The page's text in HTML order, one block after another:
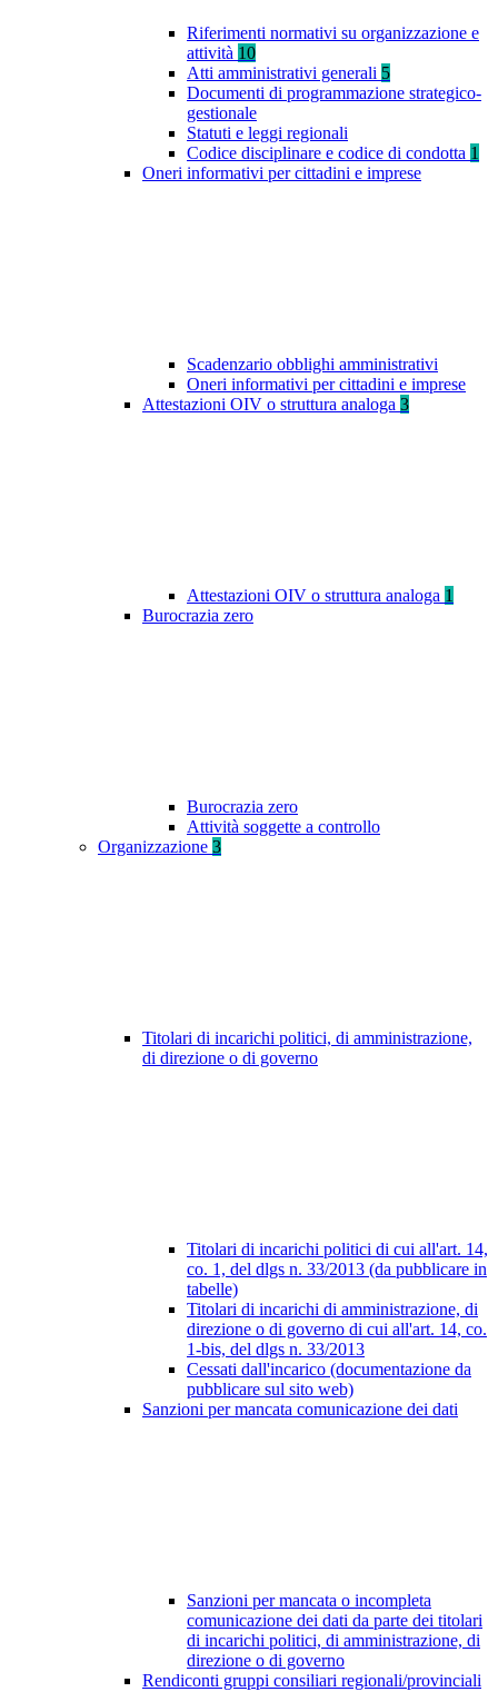
Riferimenti normativi su organizzazione e
attività 10
Atti amministrativi generali 5
Documenti di programmazione strategico-
gestionale
Statuti e leggi regionali
Codice disciplinare e codice di condotta 1
Oneri informativi per cittadini e imprese
Scadenzario obblighi amministrativi
Oneri informativi per cittadini e imprese
Attestazioni OIV o struttura analoga 3
Attestazioni OIV o struttura analoga 1
Burocrazia zero
Burocrazia zero
Attività soggette a controllo
Organizzazione 3
Titolari di incarichi politici, di amministrazione,
di direzione o di governo
Titolari di incarichi politici di cui all'art. 14,
co. 1, del dlgs n. 33/2013 (da pubblicare in
tabelle)
Titolari di incarichi di amministrazione, di
direzione o di governo di cui all'art. 14, co.
1-bis, del dlgs n. 33/2013
Cessati dall'incarico (documentazione da
pubblicare sul sito web)
Sanzioni per mancata comunicazione dei dati
Sanzioni per mancata o incompleta
comunicazione dei dati da parte dei titolari
di incarichi politici, di amministrazione, di
direzione o di governo
Rendiconti gruppi consiliari regionali/provinciali